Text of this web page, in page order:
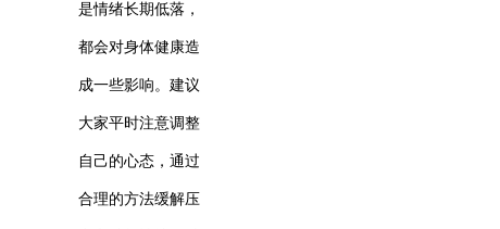
是情绪长期低落，
都会对身体健康造
成一些影响。建议
大家平时注意调整
自己的心态，通过
合理的方法缓解压